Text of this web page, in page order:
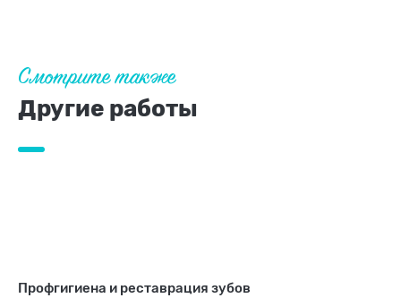
Смотрите также
Другие работы
Профгигиена и реставрация зубов